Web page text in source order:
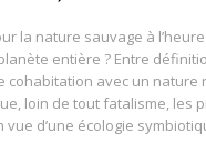
la nature sauvage à
entière ? Entre
cohabitation avec un
loin de tout fatalisme, les
d’une écologie